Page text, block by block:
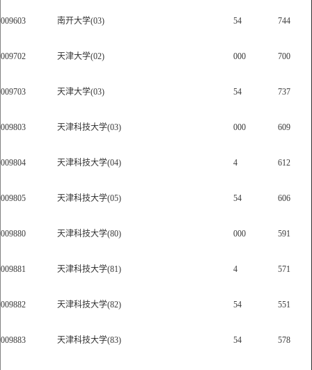
009603 南开大学(03) 54 744
009702 天津大学(02) 000 700
009703 天津大学(03) 54 737
009803 天津科技大学(03) 000 609
009804 天津科技大学(04) 4 612
009805 天津科技大学(05) 54 606
009880 天津科技大学(80) 000 591
009881 天津科技大学(81) 4 571
009882 天津科技大学(82) 54 551
009883 天津科技大学(83) 54 578